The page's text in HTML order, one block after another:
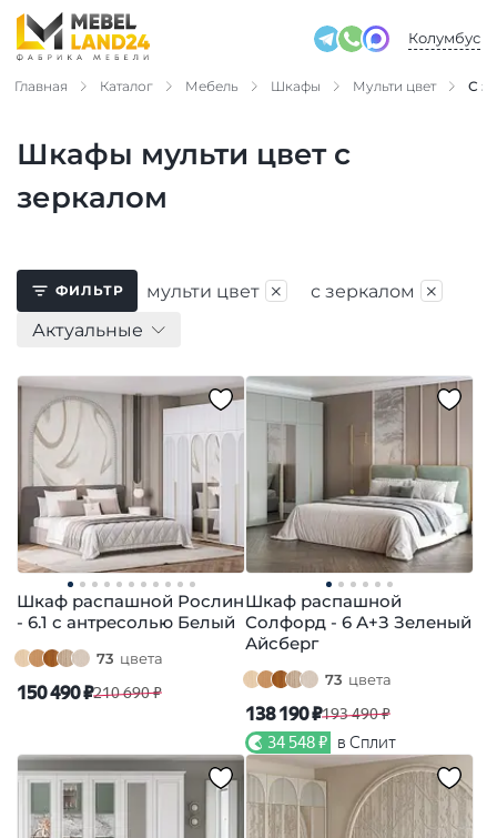
Колумбус
Главная Каталог Мебель Шкафы Мульти цвет С
Шкафы мульти цвет с
зеркалом
ФИЛЬТР мульти цвет × с зеркалом ×
Актуальные
Шкаф распашной Рослин
- 6.1 с антресолью Белый
73 цвета
150 490 ₽210 690 ₽
Шкаф распашной
Солфорд - 6 А+З Зеленый
Айсберг
73 цвета
138 190 ₽193 490 ₽
34 548 ₽ в Сплит